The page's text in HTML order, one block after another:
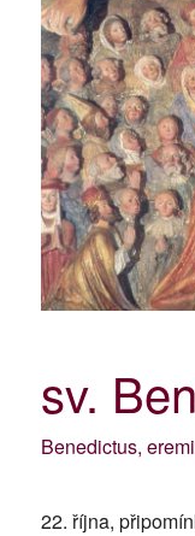
sv.
Benedictus,
22. října,